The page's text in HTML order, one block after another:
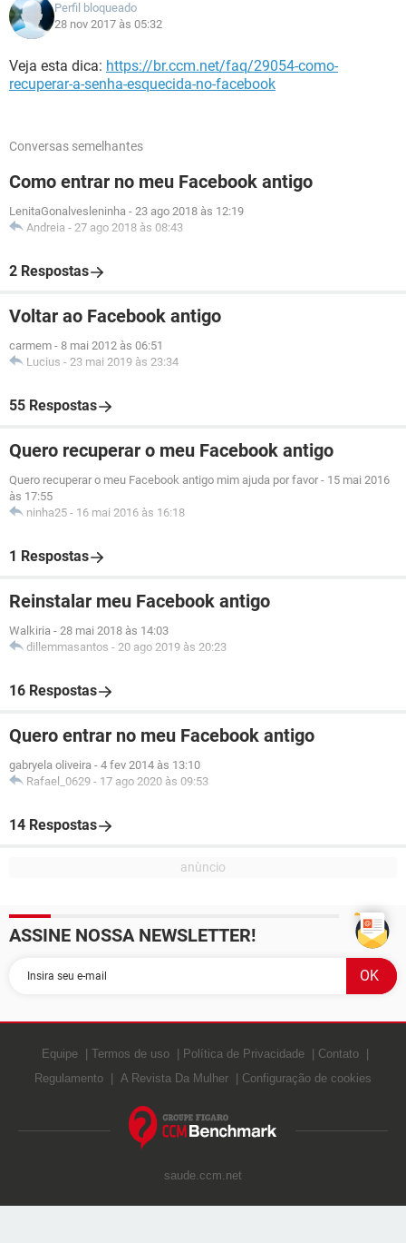
Perfil bloqueado
28 nov 2017 às 05:32
Veja esta dica: https://br.ccm.net/faq/29054-como-
recuperar-a-senha-esquecida-no-facebook
Conversas semelhantes
Como entrar no meu Facebook antigo
LenitaGonalvesleninha - 23 ago 2018 às 12:19
Andreia - 27 ago 2018 às 08:43
2 Respostas
Voltar ao Facebook antigo
carmem - 8 mai 2012 às 06:51
Lucius - 23 mai 2019 às 23:34
55 Respostas
Quero recuperar o meu Facebook antigo
Quero recuperar o meu Facebook antigo mim ajuda por favor - 15 mai 2016
às 17:55
ninha25 - 16 mai 2016 às 16:18
1 Respostas
Reinstalar meu Facebook antigo
Walkiria - 28 mai 2018 às 14:03
dillemmasantos - 20 ago 2019 às 20:23
16 Respostas
Quero entrar no meu Facebook antigo
gabryela oliveira - 4 fev 2014 às 13:10
Rafael_0629 - 17 ago 2020 às 09:53
14 Respostas
ASSINE NOSSA NEWSLETTER!
Equipe Termos de uso Política de Privacidade
Contato
Regulamento
A Revista Da Mulher Configuração de cookies
saude.ccm.net